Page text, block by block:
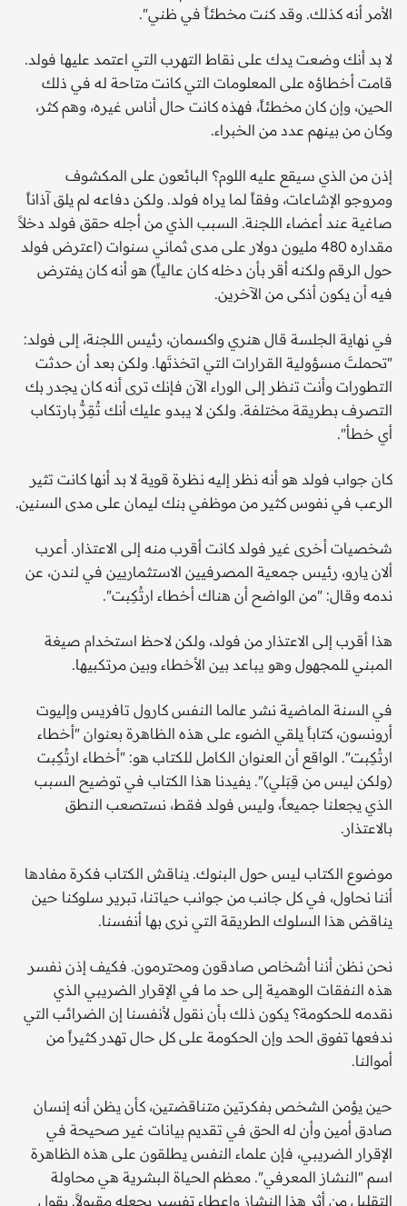
الأمر أنه كذلك. وقد كنت مخطئاً في ظني".
لا بد أنك وضعت يدك على نقاط التهرب التي اعتمد عليها فولد.
قامت أخطاؤه على المعلومات التي كانت متاحة له في ذلك
الحين، وإن كان مخطئاً، فهذه كانت حال أناس غيره، وهم كثر،
وكان من بينهم عدد من الخبراء.
إذن من الذي سيقع عليه اللوم؟ البائعون على المكشوف
ومروجو الإشاعات، وفقاً لما يراه فولد. ولكن دفاعه لم يلق آذاناً
صاغية عند أعضاء اللجنة. السبب الذي من أجله حقق فولد دخلاً
مقداره 480 مليون دولار على مدى ثماني سنوات (اعترض فولد
حول الرقم ولكنه أقر بأن دخله كان عالياً) هو أنه كان يفترض
فيه أن يكون أذكى من الآخرين.
في نهاية الجلسة قال هنري واكسمان، رئيس اللجنة، إلى فولد:
"تحملتَ مسؤولية القرارات التي اتخذتَها. ولكن بعد أن حدثت
التطورات وأنت تنظر إلى الوراء الآن فإنك ترى أنه كان يجدر بك
التصرف بطريقة مختلفة. ولكن لا يبدو عليك أنك تُقِرُّ بارتكاب
أي خطأ".
كان جواب فولد هو أنه نظر إليه نظرة قوية لا بد أنها كانت تثير
الرعب في نفوس كثير من موظفي بنك ليمان على مدى السنين.
شخصيات أخرى غير فولد كانت أقرب منه إلى الاعتذار. أعرب
ألان يارو، رئيس جمعية المصرفيين الاستثماريين في لندن، عن
ندمه وقال: "من الواضح أن هناك أخطاء ارتُكِبت".
هذا أقرب إلى الاعتذار من فولد، ولكن لاحظ استخدام صيغة
المبني للمجهول وهو يباعد بين الأخطاء وبين مرتكبيها.
في السنة الماضية نشر عالما النفس كارول تافريس وإليوت
أرونسون، كتاباً يلقي الضوء على هذه الظاهرة بعنوان "أخطاء
ارتُكِبت". الواقع أن العنوان الكامل للكتاب هو: "أخطاء ارتُكِبت
(ولكن ليس من قِبَلي)". يفيدنا هذا الكتاب في توضيح السبب
الذي يجعلنا جميعاً، وليس فولد فقط، نستصعب النطق
بالاعتذار.
موضوع الكتاب ليس حول البنوك. يناقش الكتاب فكرة مفادها
أننا نحاول، في كل جانب من جوانب حياتنا، تبرير سلوكنا حين
يناقض هذا السلوك الطريقة التي نرى بها أنفسنا.
نحن نظن أننا أشخاص صادقون ومحترمون. فكيف إذن نفسر
هذه النفقات الوهمية إلى حد ما في الإقرار الضريبي الذي
نقدمه للحكومة؟ يكون ذلك بأن نقول لأنفسنا إن الضرائب التي
ندفعها تفوق الحد وإن الحكومة على كل حال تهدر كثيراً من
أموالنا.
حين يؤمن الشخص بفكرتين متناقضتين، كأن يظن أنه إنسان
صادق أمين وأن له الحق في تقديم بيانات غير صحيحة في
الإقرار الضريبي، فإن علماء النفس يطلقون على هذه الظاهرة
اسم "النشاز المعرفي". معظم الحياة البشرية هي محاولة
التقليل من أثر هذا النشاز وإعطاء تفسير يجعله مقبولاً. يقول